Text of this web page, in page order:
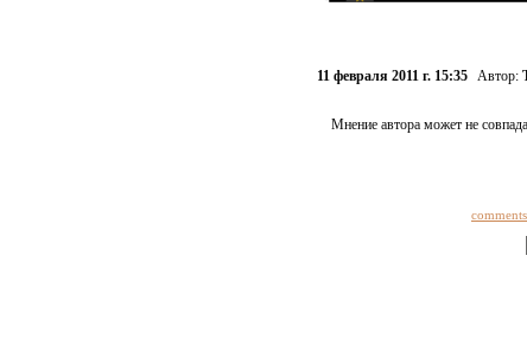
11 февраля 2011 г. 15:35 Автор:
Мнение автора может не